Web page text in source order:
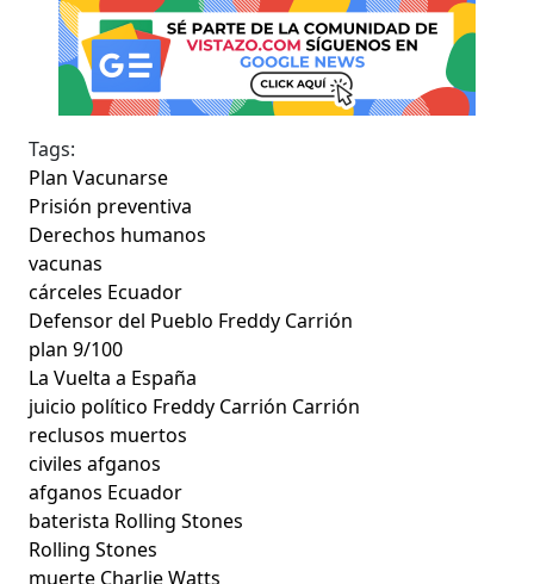
Tags:
Plan Vacunarse
Prisión preventiva
Derechos humanos
vacunas
cárceles Ecuador
Defensor del Pueblo Freddy Carrión
plan 9/100
La Vuelta a España
juicio político Freddy Carrión Carrión
reclusos muertos
civiles afganos
afganos Ecuador
baterista Rolling Stones
Rolling Stones
muerte Charlie Watts